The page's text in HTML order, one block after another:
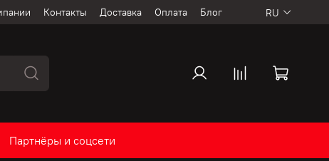
Контакты Доставка Оплата Блог RU
Партнёры и соцсети